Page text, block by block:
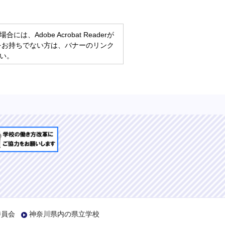
合には、Adobe Acrobat Readerが
持ちでない方は、バナーのリンク
。
会 神奈川県内の県立学校